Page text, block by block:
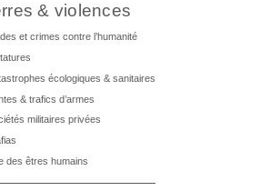
& violences
et crimes contre l’humanité
écologiques & sanitaires
& trafics d’armes
militaires privées
des êtres humains